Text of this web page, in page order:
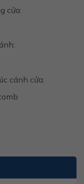
cửa:
cánh cửa: